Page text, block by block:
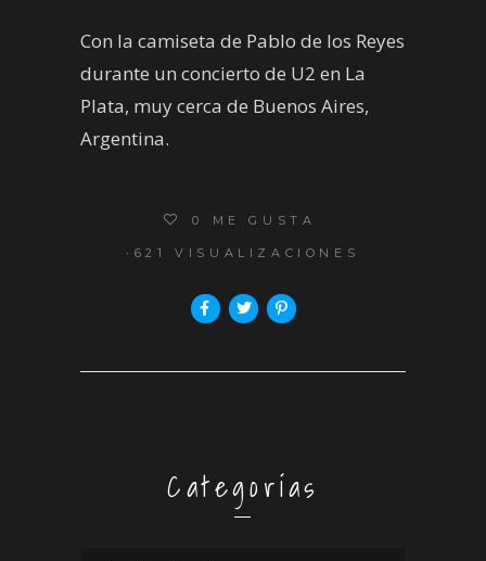
Con la camiseta de Pablo de los Reyes
durante un concierto de U2 en La
Plata, muy cerca de Buenos Aires,
Argentina.
0 ME GUSTA
621 VISUALIZACIONES
Categorías